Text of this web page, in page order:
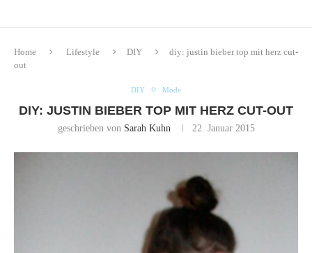
Home Lifestyle DIY
diy: justin bieber top mit herz cut-
out
DIY Mode
DIY: JUSTIN BIEBER TOP MIT HERZ CUT-OUT
geschrieben von Sarah Kuhn 22. Januar 2015